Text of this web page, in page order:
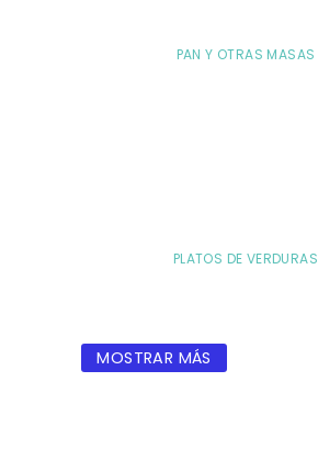
PAN Y OTRAS MASAS
PLATOS DE VERDURAS
MOSTRAR MÁS